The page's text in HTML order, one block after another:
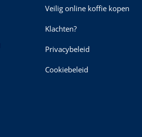
Veilig online koffie kopen
Klachten?
Privacybeleid
Cookiebeleid